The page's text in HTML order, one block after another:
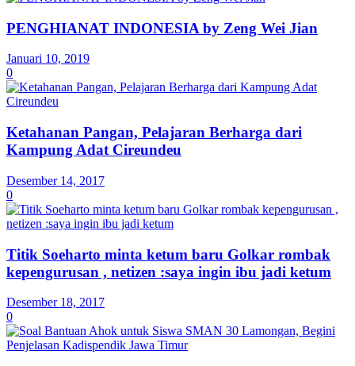
PENGHIANAT INDONESIA by Zeng Wei Jian
Januari 10, 2019
0
Ketahanan Pangan, Pelajaran Berharga dari
Kampung Adat Cireundeu
Desember 14, 2017
0
Titik Soeharto minta ketum baru Golkar rombak
kepengurusan , netizen :saya ingin ibu jadi ketum
Desember 18, 2017
0